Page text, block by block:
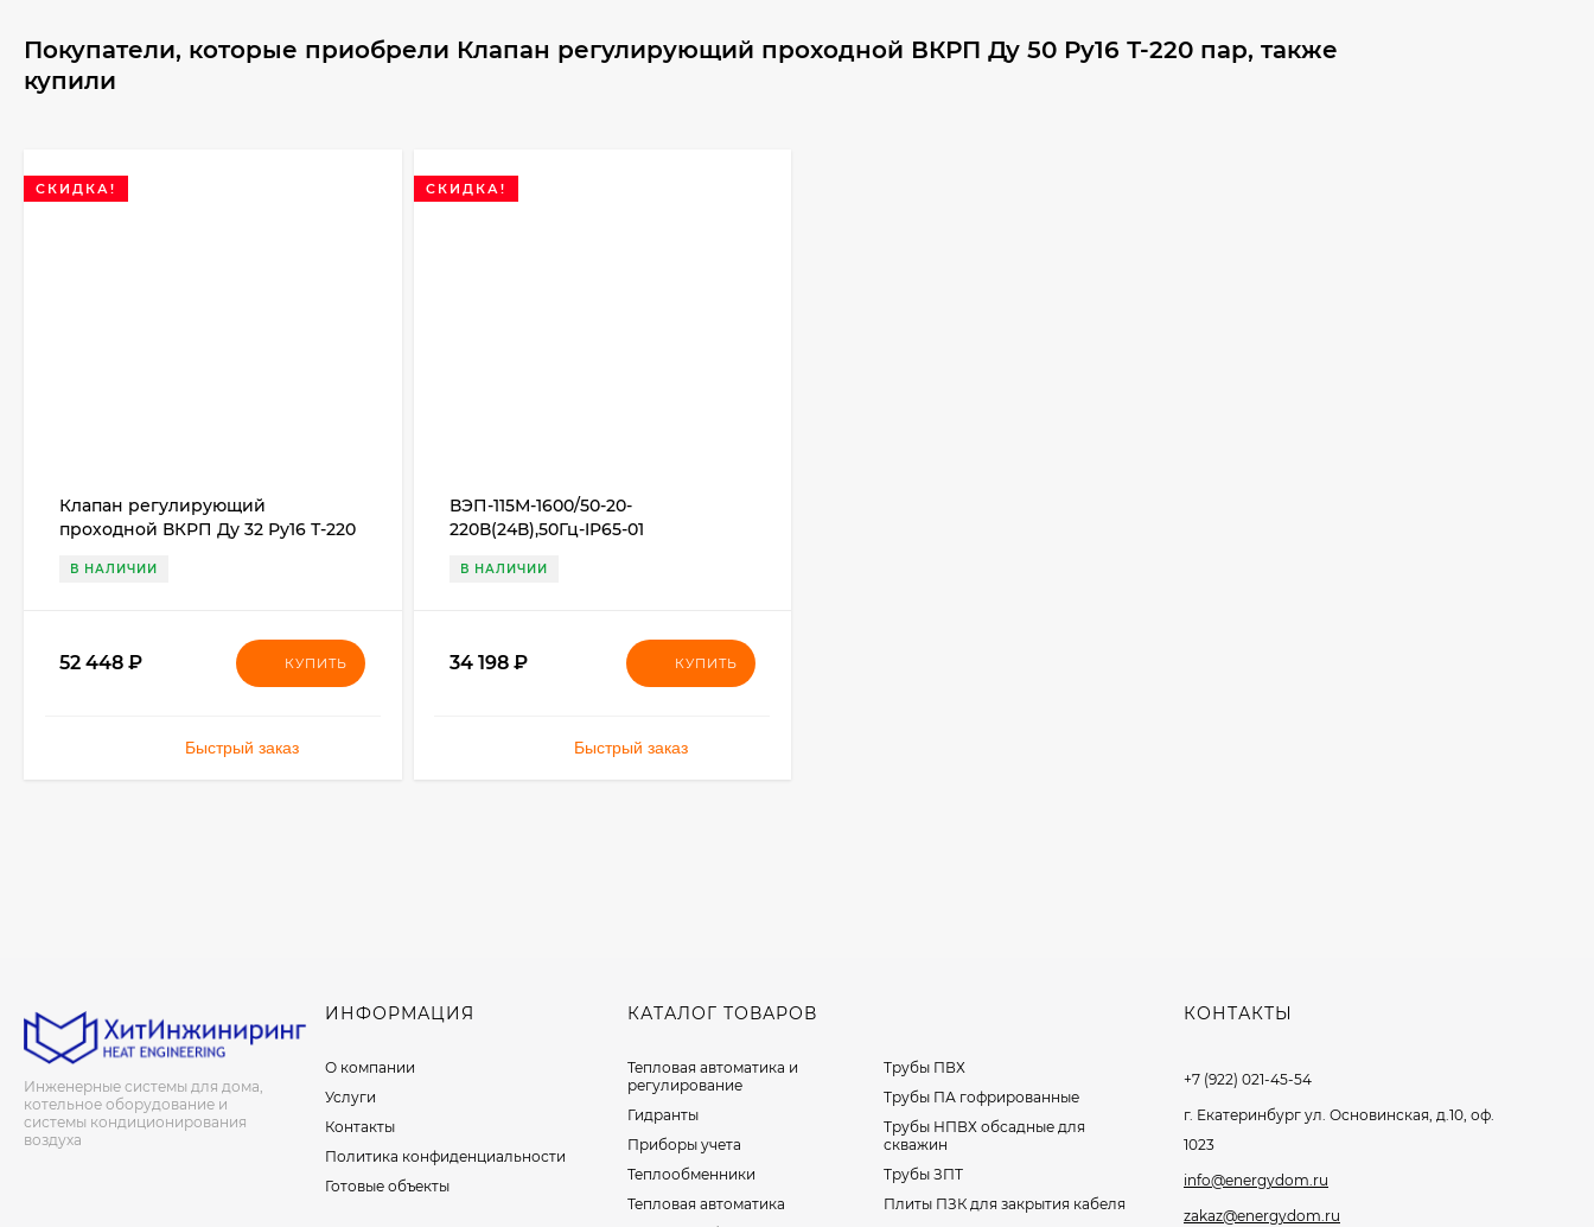
Покупатели, которые приобрели Клапан регулирующий проходной ВКРП Ду 50 Ру16 Т-220 пар, также
купили
СКИДКА!
Клапан регулирующий
проходной ВКРП Ду 32 Ру16 Т-220
В НАЛИЧИИ
52 448 ₽ КУПИТЬ
Быстрый заказ
СКИДКА!
ВЭП-115М-1600/50-20-
220В(24В),50Гц-IP65-01
В НАЛИЧИИ
34 198 ₽ КУПИТЬ
Быстрый заказ
Инженерные системы для дома,
котельное оборудование и
системы кондиционирования
воздуха
ИНФОРМАЦИЯ
О компании
Услуги
Контакты
Политика конфиденциальности
Готовые объекты
КАТАЛОГ ТОВАРОВ
Тепловая автоматика и
регулирование
Гидранты
Приборы учета
Теплообменники
Тепловая автоматика
Трубы ПВХ
Трубы ПА гофрированные
Трубы НПВХ обсадные для
скважин
Трубы ЗПТ
Плиты ПЗК для закрытия кабеля
КОНТАКТЫ
+7 (922) 021-45-54
г. Екатеринбург ул. Основинская, д.10, оф.
1023
info@energydom.ru
zakaz@energydom.ru